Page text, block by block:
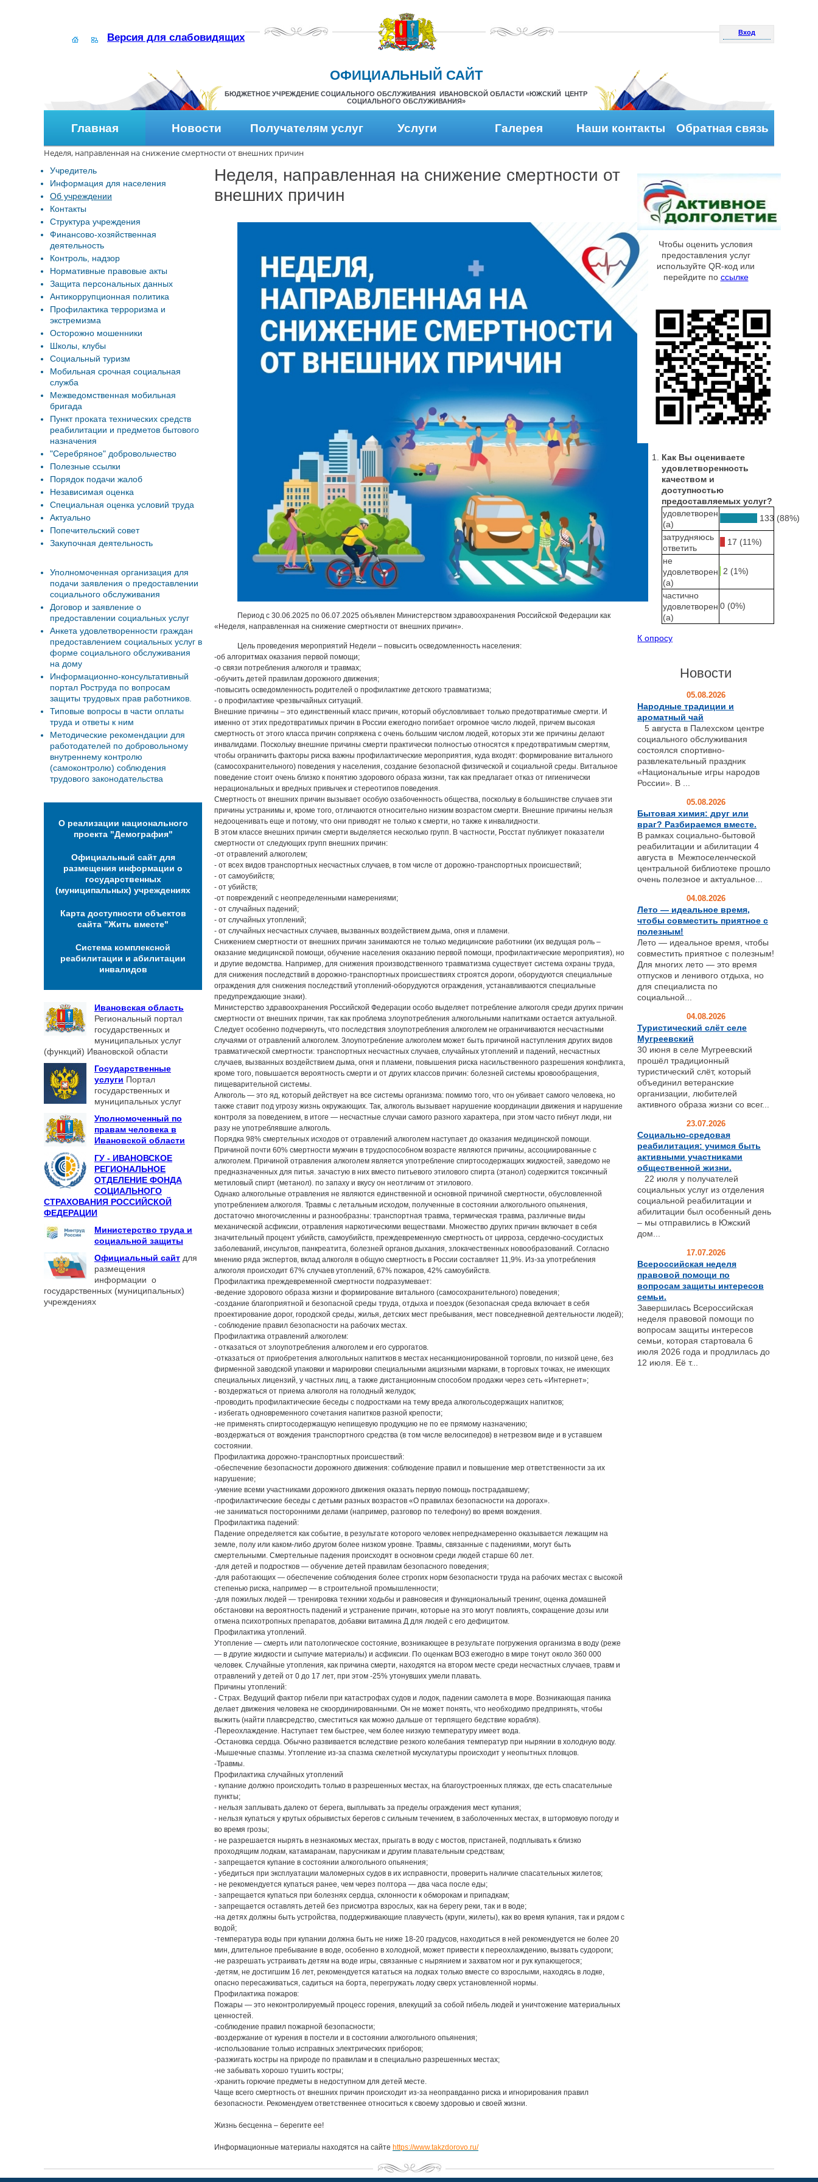
Версия для слабовидящих Вход
ОФИЦИАЛЬНЫЙ САЙТ
БЮДЖЕТНОЕ УЧРЕЖДЕНИЕ СОЦИАЛЬНОГО ОБСЛУЖИВАНИЯ ИВАНОВСКОЙ ОБЛАСТИ «ЮЖСКИЙ ЦЕНТР
СОЦИАЛЬНОГО ОБСЛУЖИВАНИЯ»
Главная Новости Получателям услуг Услуги Галерея Наши контакты Обратная связь
Неделя, направленная на снижение смертности от внешних причин
Неделя, направленная на снижение смертности от
внешних причин
Период с 30.06.2025 по 06.07.2025 объявлен Министерством здравоохранения Российской Федерации как
«Неделя, направленная на снижение смертности от внешних причин».
Цель проведения мероприятий Недели – повысить осведомленность населения:
-об алгоритмах оказания первой помощи;
-о связи потребления алкоголя и травмах;
-обучить детей правилам дорожного движения;
-повысить осведомленность родителей о профилактике детского травматизма;
- о профилактике чрезвычайных ситуаций.
Внешние причины – это единственный класс причин, который обусловливает только предотвратимые смерти. И
именно от этих предотвратимых причин в России ежегодно погибает огромное число людей, причем высокая
смертность от этого класса причин сопряжена с очень большим числом людей, которых эти же причины делают
инвалидами. Поскольку внешние причины смерти практически полностью относятся к предотвратимым смертям,
чтобы ограничить факторы риска важны профилактические мероприятия, куда входят: формирование витального
(самосохранительного) поведения у населения, создание безопасной физической и социальной среды. Витальное
поведение стоит очень близко к понятию здорового образа жизни, так как предлагает отказ от гигиенически
нерациональных и вредных привычек и стереотипов поведения.
Смертность от внешних причин вызывает особую озабоченность общества, поскольку в большинстве случаев эти
причины устранимы и, кроме того, отличаются относительно низким возрастом смерти. Внешние причины нельзя
недооценивать еще и потому, что они приводят не только к смерти, но также к инвалидности.
В этом классе внешних причин смерти выделяется несколько групп. В частности, Росстат публикует показатели
смертности от следующих групп внешних причин:
-от отравлений алкоголем;
- от всех видов транспортных несчастных случаев, в том числе от дорожно-транспортных происшествий;
- от самоубийств;
- от убийств;
-от повреждений с неопределенными намерениями;
- от случайных падений;
- от случайных утоплений;
- от случайных несчастных случаев, вызванных воздействием дыма, огня и пламени.
Снижением смертности от внешних причин занимаются не только медицинские работники (их ведущая роль –
оказание медицинской помощи, обучение населения оказанию первой помощи, профилактические мероприятия), но
и другие ведомства. Например, для снижения производственного травматизма существует система охраны труда,
для снижения последствий в дорожно-транспортных происшествиях строятся дороги, оборудуются специальные
ограждения для снижения последствий утоплений-оборудуются ограждения, устанавливаются специальные
предупреждающие знаки).
Министерство здравоохранения Российской Федерации особо выделяет потребление алкоголя среди других причин
смертности от внешних причин, так как проблема злоупотребления алкогольными напитками остается актуальной.
Следует особенно подчеркнуть, что последствия злоупотребления алкоголем не ограничиваются несчастными
случаями от отравлений алкоголем. Злоупотребление алкоголем может быть причиной наступления других видов
травматической смертности: транспортных несчастных случаев, случайных утоплений и падений, несчастных
случаев, вызванных воздействием дыма, огня и пламени, повышения риска насильственного разрешения конфликта,
кроме того, повышается вероятность смерти и от других классов причин: болезней системы кровообращения,
пищеварительной системы.
Алкоголь — это яд, который действует на все системы организма: помимо того, что он убивает самого человека, но
также ставит под угрозу жизнь окружающих. Так, алкоголь вызывает нарушение координации движения и нарушение
контроля за поведением, в итоге — несчастные случаи самого разного характера, при этом часто гибнут люди, ни
разу не употреблявшие алкоголь.
Порядка 98% смертельных исходов от отравлений алкоголем наступает до оказания медицинской помощи.
Причиной почти 60% смертности мужчин в трудоспособном возрасте являются причины, ассоциированные с
алкоголем. Причиной отравления алкоголем является употребление спиртосодержащих жидкостей, заведомо не
предназначенных для питья. зачастую в них вместо питьевого этилового спирта (этанол) содержится токсичный
метиловый спирт (метанол). по запаху и вкусу он неотличим от этилового.
Однако алкогольные отравления не являются единственной и основной причиной смертности, обусловленной
употреблением алкоголя. Травмы с летальным исходом, полученные в состоянии алкогольного опьянения,
достаточно многочисленны и разнообразны: транспортная травма, термическая травма, различные виды
механической асфиксии, отравления наркотическими веществами. Множество других причин включает в себя
значительный процент убийств, самоубийств, преждевременную смертность от цирроза, сердечно-сосудистых
заболеваний, инсультов, панкреатита, болезней органов дыхания, злокачественных новообразований. Согласно
мнению ряда экспертов, вклад алкоголя в общую смертность в России составляет 11,9%. Из-за употребления
алкоголя происходит 67% случаев утоплений, 67% пожаров, 42% самоубийств.
Профилактика преждевременной смертности подразумевает:
-ведение здорового образа жизни и формирование витального (самосохранительного) поведения;
-создание благоприятной и безопасной среды труда, отдыха и поездок (безопасная среда включает в себя
проектирование дорог, городской среды, жилья, детских мест пребывания, мест повседневной деятельности людей);
- соблюдение правил безопасности на рабочих местах.
Профилактика отравлений алкоголем:
- отказаться от злоупотребления алкоголем и его суррогатов.
-отказаться от приобретения алкогольных напитков в местах несанкционированной торговли, по низкой цене, без
фирменной заводской упаковки и маркировки специальными акцизными марками, в торговых точках, не имеющих
специальных лицензий, у частных лиц, а также дистанционным способом продажи через сеть «Интернет»;
- воздержаться от приема алкоголя на голодный желудок;
-проводить профилактические беседы с подростками на тему вреда алкогольсодержащих напитков;
- избегать одновременного сочетания напитков разной крепости;
-не применять спиртосодержащую непищевую продукцию не по ее прямому назначению;
-воздержаться от вождения транспортного средства (в том числе велосипедов) в нетрезвом виде и в уставшем
состоянии.
Профилактика дорожно-транспортных происшествий:
-обеспечение безопасности дорожного движения: соблюдение правил и повышение мер ответственности за их
нарушение;
-умение всеми участниками дорожного движения оказать первую помощь пострадавшему;
-профилактические беседы с детьми разных возрастов «О правилах безопасности на дорогах».
-не заниматься посторонними делами (например, разговор по телефону) во время вождения.
Профилактика падений:
Падение определяется как событие, в результате которого человек непреднамеренно оказывается лежащим на
земле, полу или каком-либо другом более низком уровне. Травмы, связанные с падениями, могут быть
смертельными. Смертельные падения происходят в основном среди людей старше 60 лет.
-для детей и подростков — обучение детей правилам безопасного поведения;
-для работающих — обеспечение соблюдения более строгих норм безопасности труда на рабочих местах с высокой
степенью риска, например — в строительной промышленности;
-для пожилых людей — тренировка техники ходьбы и равновесия и функциональный тренинг, оценка домашней
обстановки на вероятность падений и устранение причин, которые на это могут повлиять, сокращение дозы или
отмена психотропных препаратов, добавки витамина Д для людей с его дефицитом.
Профилактика утоплений.
Утопление — смерть или патологическое состояние, возникающее в результате погружения организма в воду (реже
— в другие жидкости и сыпучие материалы) и асфиксии. По оценкам ВОЗ ежегодно в мире тонут около 360 000
человек. Случайные утопления, как причина смерти, находятся на втором месте среди несчастных случаев, травм и
отравлений у детей от 0 до 17 лет, при этом -25% утонувших умели плавать.
Причины утоплений:
- Страх. Ведущий фактор гибели при катастрофах судов и лодок, падении самолета в море. Возникающая паника
делает движения человека не скоординированными. Он не может понять, что необходимо предпринять, чтобы
выжить (найти плавсредство, сместиться как можно дальше от терпящего бедствие корабля).
-Переохлаждение. Наступает тем быстрее, чем более низкую температуру имеет вода.
-Остановка сердца. Обычно развивается вследствие резкого колебания температур при нырянии в холодную воду.
-Мышечные спазмы. Утопление из-за спазма скелетной мускулатуры происходит у неопытных пловцов.
-Травмы.
Профилактика случайных утоплений
- купание должно происходить только в разрешенных местах, на благоустроенных пляжах, где есть спасательные
пункты;
- нельзя заплывать далеко от берега, выплывать за пределы ограждения мест купания;
- нельзя купаться у крутых обрывистых берегов с сильным течением, в заболоченных местах, в штормовую погоду и
во время грозы;
- не разрешается нырять в незнакомых местах, прыгать в воду с мостов, пристаней, подплывать к близко
проходящим лодкам, катамаранам, парусникам и другим плавательным средствам;
- запрещается купание в состоянии алкогольного опьянения;
- убедиться при эксплуатации маломерных судов в их исправности, проверить наличие спасательных жилетов;
- не рекомендуется купаться ранее, чем через полтора — два часа после еды;
- запрещается купаться при болезнях сердца, склонности к обморокам и припадкам;
- запрещается оставлять детей без присмотра взрослых, как на берегу реки, так и в воде;
-на детях должны быть устройства, поддерживающие плавучесть (круги, жилеты), как во время купания, так и рядом с
водой;
-температура воды при купании должна быть не ниже 18-20 градусов, находиться в ней рекомендуется не более 20
мин, длительное пребывание в воде, особенно в холодной, может привести к переохлаждению, вызвать судороги;
-не разрешать устраивать детям на воде игры, связанные с нырянием и захватом ног и рук купающегося;
-детям, не достигшим 16 лет, рекомендуется кататься на лодках только вместе со взрослыми, находясь в лодке,
опасно пересаживаться, садиться на борта, перегружать лодку сверх установленной нормы.
Профилактика пожаров:
Пожары — это неконтролируемый процесс горения, влекущий за собой гибель людей и уничтожение материальных
ценностей.
-соблюдение правил пожарной безопасности;
-воздержание от курения в постели и в состоянии алкогольного опьянения;
-использование только исправных электрических приборов;
-разжигать костры на природе по правилам и в специально разрешенных местах;
-не забывать хорошо тушить костры;
-хранить горючие предметы в недоступном для детей месте.
Чаще всего смертность от внешних причин происходит из-за неоправданно риска и игнорирования правил
безопасности. Рекомендуем ответственнее относиться к своему здоровью и своей жизни.
Жизнь бесценна – берегите ее!
Информационные материалы находятся на сайте https://www.takzdorovo.ru/
Учредитель
Информация для населения
Об учреждении
Контакты
Структура учреждения
Финансово-хозяйственная
деятельность
Контроль, надзор
Нормативные правовые акты
Защита персональных данных
Антикоррупционная политика
Профилактика терроризма и
экстремизма
Осторожно мошенники
Школы, клубы
Социальный туризм
Мобильная срочная социальная
служба
Межведомственная мобильная
бригада
Пункт проката технических средств
реабилитации и предметов бытового
назначения
"Серебряное" добровольчество
Полезные ссылки
Порядок подачи жалоб
Независимая оценка
Специальная оценка условий труда
Актуально
Попечительский совет
Закупочная деятельность
Уполномоченная организация для
подачи заявления о предоставлении
социального обслуживания
Договор и заявление о
предоставлении социальных услуг
Анкета удовлетворенности граждан
предоставлением социальных услуг в
форме социального обслуживания
на дому
Информационно-консультативный
портал Роструда по вопросам
защиты трудовых прав работников.
Типовые вопросы в части оплаты
труда и ответы к ним
Методические рекомендации для
работодателей по добровольному
внутреннему контролю
(самоконтролю) соблюдения
трудового законодательства
О реализации национального
проекта "Демография"
Официальный сайт для
размещения информации о
государственных
(муниципальных) учреждениях
Карта доступности объектов
сайта "Жить вместе"
Система комплексной
реабилитации и абилитации
инвалидов
Ивановская область
Региональный портал
государственных и
муниципальных услуг
(функций) Ивановской области
Государственные
услуги Портал
государственных и
муниципальных услуг
Уполномоченный по
правам человека в
Ивановской области
ГУ - ИВАНОВСКОЕ
РЕГИОНАЛЬНОЕ
ОТДЕЛЕНИЕ ФОНДА
СОЦИАЛЬНОГО
СТРАХОВАНИЯ РОССИЙСКОЙ
ФЕДЕРАЦИИ
Министерство труда и
социальной защиты
Официальный сайт для
размещения
информации о
государственных (муниципальных)
учреждениях
Чтобы оценить условия
предоставления услуг
используйте QR-код или
перейдите по ссылке
Как Вы оцениваете
удовлетворенность
качеством и
доступностью
предоставляемых услуг?
удовлетворен
(а)
133 (88%)
затрудняюсь
ответить
17 (11%)
не
удовлетворен
(а)
2 (1%)
частично
удовлетворен
(а)
0 (0%)
К опросу
Новости
05.08.2026
Народные традиции и
ароматный чай
5 августа в Палехском центре
социального обслуживания
состоялся спортивно-
развлекательный праздник
«Национальные игры народов
России». В ...
05.08.2026
Бытовая химия: друг или
враг? Разбираемся вместе.
В рамках социально-бытовой
реабилитации и абилитации 4
августа в Межпоселенческой
центральной библиотеке прошло
очень полезное и актуальное...
04.08.2026
Лето — идеальное время,
чтобы совместить приятное с
полезным!
Лето — идеальное время, чтобы
совместить приятное с полезным!
Для многих лето — это время
отпусков и ленивого отдыха, но
для специалиста по
социальной...
04.08.2026
Туристический слёт селе
Мугреевский
30 июня в селе Мугреевский
прошёл традиционный
туристический слёт, который
объединил ветеранские
организации, любителей
активного образа жизни со всег...
23.07.2026
Социально-средовая
реабилитация: учимся быть
активными участниками
общественной жизни.
22 июля у получателей
социальных услуг из отделения
социальной реабилитации и
абилитации был особенный день
– мы отправились в Южский
дом...
17.07.2026
Всероссийская неделя
правовой помощи по
вопросам защиты интересов
семьи.
Завершилась Всероссийская
неделя правовой помощи по
вопросам защиты интересов
семьи, которая стартовала 6
июля 2026 года и продлилась до
12 июля. Её т...